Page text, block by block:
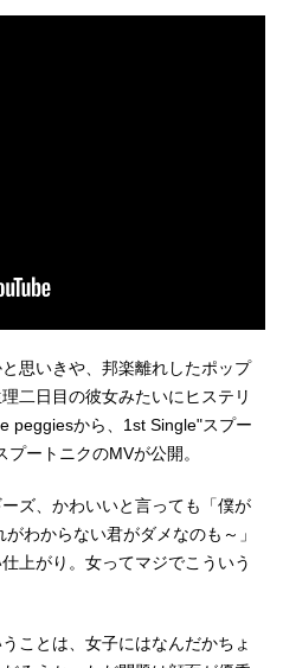
思いきや、邦楽離れしたポップ
二日目の彼女みたいにヒステリ
peggiesから、1st Single"スプー
ートニクのMVが公開。
ズ、かわいいと言っても「僕が
わからない君がダメなのも～」
上がり。女ってマジでこういう
ことは、女子にはなんだかちょ